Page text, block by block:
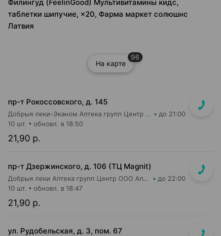
Филингуд (FeelinGood) Мультивитамины кидс,
таблетки шипучие, ×20, Фарма маркет солюшнс
Латвия
На карте
96
пр-т Рокоссовского, д. 145
Добрыя леки-Эканом Аптека групп Центр ООО Аптека №90 до 21:00
21,90 р.
10 шт. обновл. в 18:50
пр-т Дзержинского, д. 106 (ТЦ Magnit)
Добрыя леки Аптека групп Центр ООО Аптека №113 до 22:00
21,90 р.
10 шт. обновл. в 18:47
ул. Рудобельская, д. 3, пом. 67